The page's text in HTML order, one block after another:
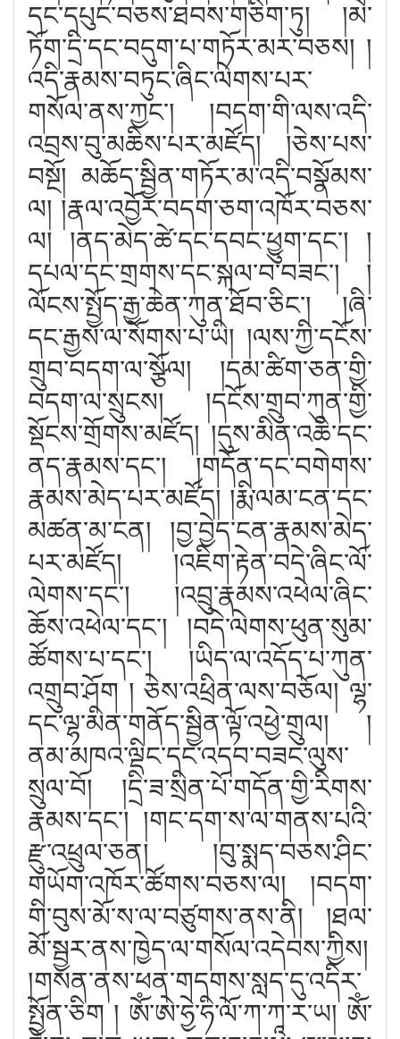
དང་དཔུང་བཅས་ཐབས་གཅིག་ཏུ། །མེ་
ཏོག་དྲི་དང་བདུག་པ་གཏོར་མར་བཅས། །
འདི་རྣམས་བཏུང་ཞིང་ལེགས་པར་
གསོལ་ནས་ཀྱང༌། །བདག་གི་ལས་འདི་
འབྲས་བུ་མཆིས་པར་མཛོད། །ཅེས་པས་
བསྔོ། མཆོད་སྦྱིན་གཏོར་མ་འདི་བསྣོམས་
ལ། །རྣལ་འབྱོར་བདག་ཅག་འཁོར་བཅས་
ལ། །ནད་མེད་ཚེ་དང་དབང་ཕྱུག་དང༌། །
དཔལ་དང་གྲགས་དང་སྐལ་བ་བཟང༌། །
ལོངས་སྤྱོད་རྒྱ་ཆེན་ཀུན་ཐོབ་ཅིང༌། །ཞི་
དང་རྒྱས་ལ་སོགས་པ་ཡི། །ལས་ཀྱི་དངོས་
གྲུབ་བདག་ལ་སྩོལ། །དམ་ཚིག་ཅན་གྱི་
བདག་ལ་སྲུངས། །དངོས་གྲུབ་ཀུན་གྱི་
སྡོངས་གྲོགས་མཛོད། །དུས་མིན་འཆི་དང་
ནད་རྣམས་དང༌། །གདོན་དང་བགེགས་
རྣམས་མེད་པར་མཛོད། །རྨི་ལམ་ངན་དང་
མཚན་མ་ངན། །བྱ་བྱེད་ངན་རྣམས་མེད་
པར་མཛོད། །འཇིག་རྟེན་བདེ་ཞིང་ལོ་
ལེགས་དང༌། །འབྲུ་རྣམས་འཕེལ་ཞིང་
ཆོས་འཕེལ་དང༌། །བདེ་ལེགས་ཕུན་སུམ་
ཚོགས་པ་དང༌། །ཡིད་ལ་འདོད་པ་ཀུན་
འགྲུབ་ཤོག ། ཅེས་འཕྲིན་ལས་བཅོལ། ལྷ་
དང་ལྷ་མིན་གནོད་སྦྱིན་ལྟོ་འཕྱེ་གྲུལ། །
ནམ་མཁའ་ལྡིང་དང་འདབ་བཟང་ལུས་
སྲུལ་བོ། །དྲི་ཟ་སྲིན་པོ་གདོན་གྱི་རིགས་
རྣམས་དང༌། །གང་དག་ས་ལ་གནས་པའི་
རྫུ་འཕྲུལ་ཅན། །བུ་སྨད་བཅས་ཤིང་
གཡོག་འཁོར་ཚོགས་བཅས་ལ། །བདག་
གི་བུས་མོ་ས་ལ་བཙུགས་ནས་ནི། །ཐལ་
མོ་སྦྱར་ནས་ཁྱེད་ལ་གསོལ་འདེབས་ཀྱིས།
།གསན་ནས་ཕན་གདགས་སླད་དུ་འདིར་
སྤྱོན་ཅིག ། ཨོཾ་ཨེ་ཧྱེ་ཧི་ལོ་ཀ་ཀཱ་ར་ཡ། ཨོཾ་